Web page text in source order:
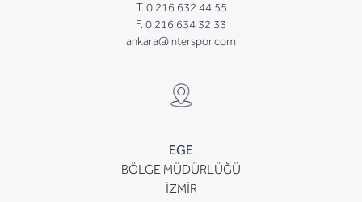
T. 0 216 632 44 55
F. 0 216 634 32 33
ankara@interspor.com
EGE
BÖLGE MÜDÜRLÜĞÜ
İZMİR